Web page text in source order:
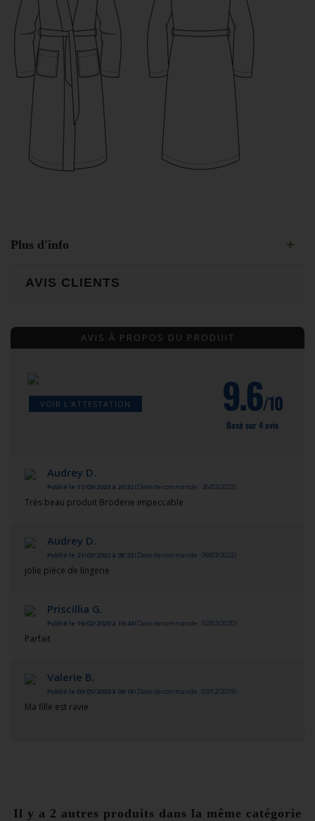
Plus d'info
AVIS CLIENTS
AVIS À PROPOS DU PRODUIT
VOIR L'ATTESTATION 9.6/10
Basé sur 4 avis
Audrey D.
Publié le 11/03/2023 à 20:32(Date de commande : 26/02/2023)
Très beau produit Broderie impeccable
Audrey D.
Publié le 21/03/2022 à 08:32(Date de commande : 09/03/2022)
jolie pièce de lingerie
Priscillia G.
Publié le 16/02/2020 à 19:44(Date de commande : 02/02/2020)
Parfait
Valerie B.
Publié le 03/01/2020 à 09:18(Date de commande : 03/12/2019)
Ma fille est ravie
Il y a 2 autres produits dans la même catégorie